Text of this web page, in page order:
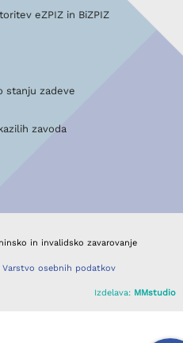
eZPIZ in BiZPIZ
stanju zadeve
zavoda
in invalidsko zavarovanje
Varstvo osebnih podatkov
Izdelava: MMstudio